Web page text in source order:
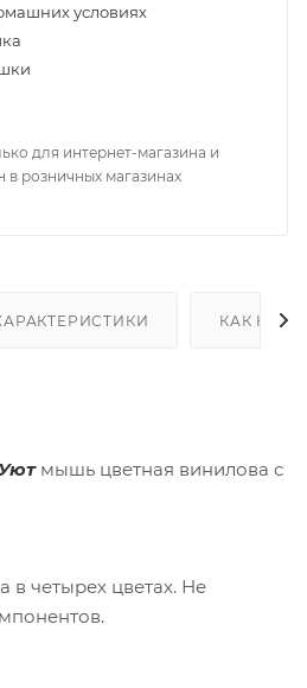
условиях
для интернет-магазина и
в розничных магазинах
КАК
мышь цветная винилова с
в четырех цветах. Не